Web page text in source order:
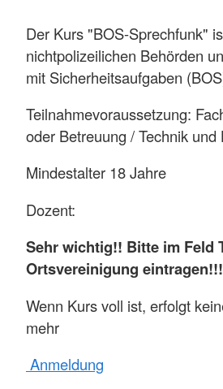
Der Kurs "BOS-Sprechfunk"
nichtpolizeilichen Behörden
mit Sicherheitsaufgaben
Teilnahmevoraussetzung:
oder Betreuung / Technik und
Mindestalter 18 Jahre
Dozent:
Sehr wichtig!! Bitte im Feld
Ortsvereinigung eintragen!!!
Wenn Kurs voll ist, erfolgt
mehr
Anmeldung